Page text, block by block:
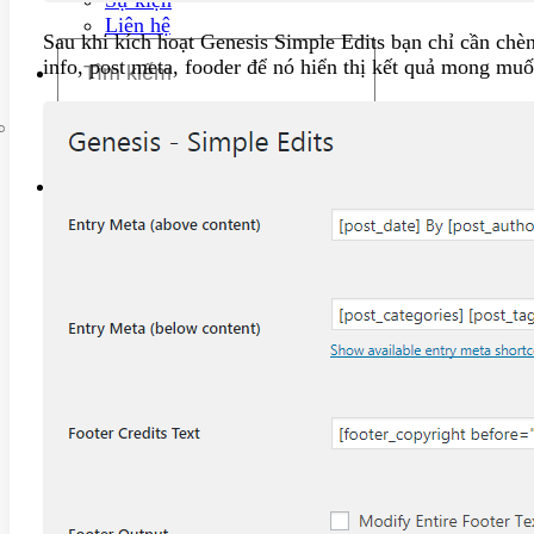
Liên hệ
Sau khi kích hoạt Genesis Simple Edits bạn chỉ cần
info, post meta, fooder để nó hiển thị kết quả mong